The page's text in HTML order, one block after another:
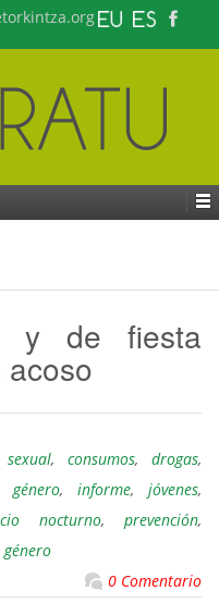
y de fiesta
, consumos, drogas,
género, informe, jóvenes,
nocturno, prevención,
0 Comentario